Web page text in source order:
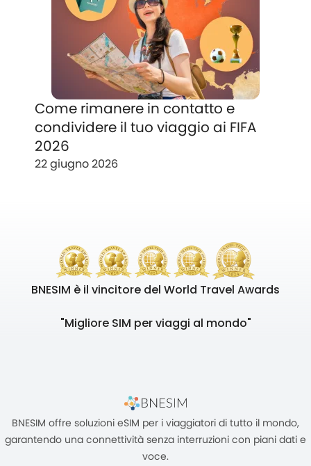
Come rimanere in contatto e
condividere il tuo viaggio ai FIFA
2026
22 giugno 2026
BNESIM è il vincitore del World Travel Awards
"Migliore SIM per viaggi al mondo"
BNESIM offre soluzioni eSIM per i viaggiatori di tutto il mondo,
garantendo una connettività senza interruzioni con piani dati e
voce.